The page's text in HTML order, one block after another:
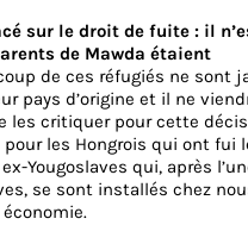
sur le droit de fuite : il
de Mawda étaient
de ces réfugiés ne sont
pays d’origine et il ne
les critiquer pour cette
les Hongrois qui ont fui
Yougoslaves qui, après
se sont installés chez